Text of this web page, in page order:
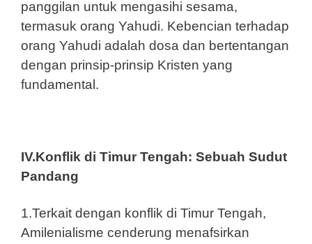
panggilan untuk mengasihi sesama,
termasuk orang Yahudi. Kebencian terhadap
orang Yahudi adalah dosa dan bertentangan
dengan prinsip-prinsip Kristen yang
fundamental.
IV.Konflik di Timur Tengah: Sebuah Sudut
Pandang
1.Terkait dengan konflik di Timur Tengah,
Amilenialisme cenderung menafsirkan